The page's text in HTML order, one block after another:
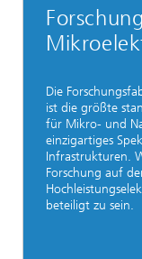
Die
ist die größte
für Mikro- und
einzigartiges
Infrastrukturen.
Forschung auf
beteiligt zu sein.